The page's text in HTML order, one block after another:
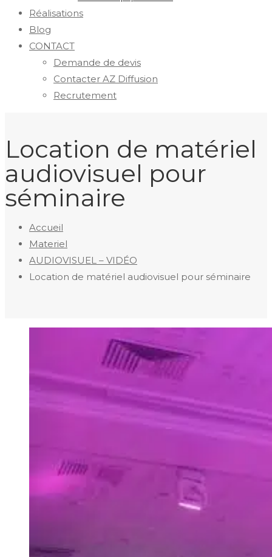
Réalisations
Blog
CONTACT
Demande de devis
Contacter AZ Diffusion
Recrutement
Location de matériel
audiovisuel pour
séminaire
Accueil
Materiel
AUDIOVISUEL – VIDÉO
Location de matériel audiovisuel pour séminaire